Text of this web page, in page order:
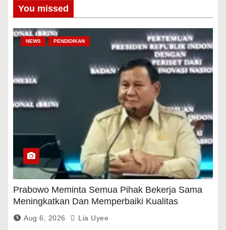
You missed
NEWS PENDIDIKAN
Prabowo Meminta Semua Pihak Bekerja Sama
Meningkatkan Dan Memperbaiki Kualitas
Pendidikan
Aug 6, 2026 Lia Uyee